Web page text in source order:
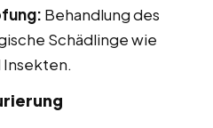
Behandlung des
Schädlinge wie
Insekten.